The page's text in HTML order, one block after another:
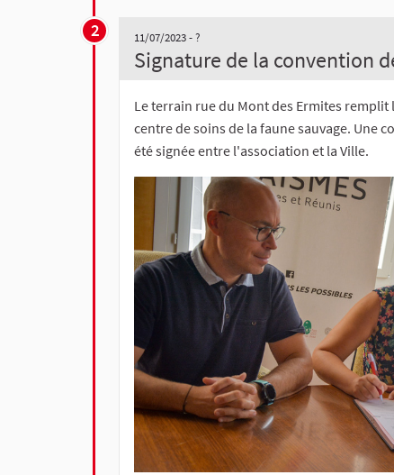
2 11/07/2023 - ?
Signature de la convention
Le terrain rue du Mont des Ermites
centre de soins de la faune sauvage. Une
été signée entre l'association et la Ville.